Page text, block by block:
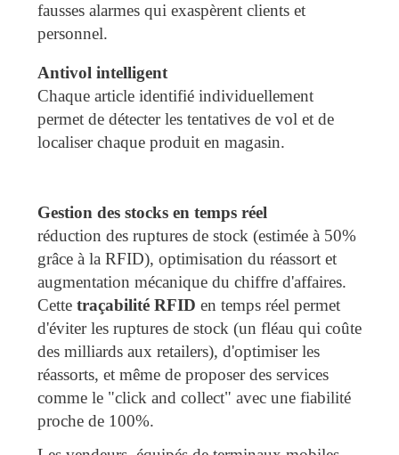
fausses alarmes qui exaspèrent clients et
personnel.
Antivol intelligent
Chaque article identifié individuellement
permet de détecter les tentatives de vol et de
localiser chaque produit en magasin.
Gestion des stocks en temps réel
réduction des ruptures de stock (estimée à 50%
grâce à la RFID), optimisation du réassort et
augmentation mécanique du chiffre d'affaires.
Cette traçabilité RFID en temps réel permet
d'éviter les ruptures de stock (un fléau qui coûte
des milliards aux retailers), d'optimiser les
réassorts, et même de proposer des services
comme le "click and collect" avec une fiabilité
proche de 100%.